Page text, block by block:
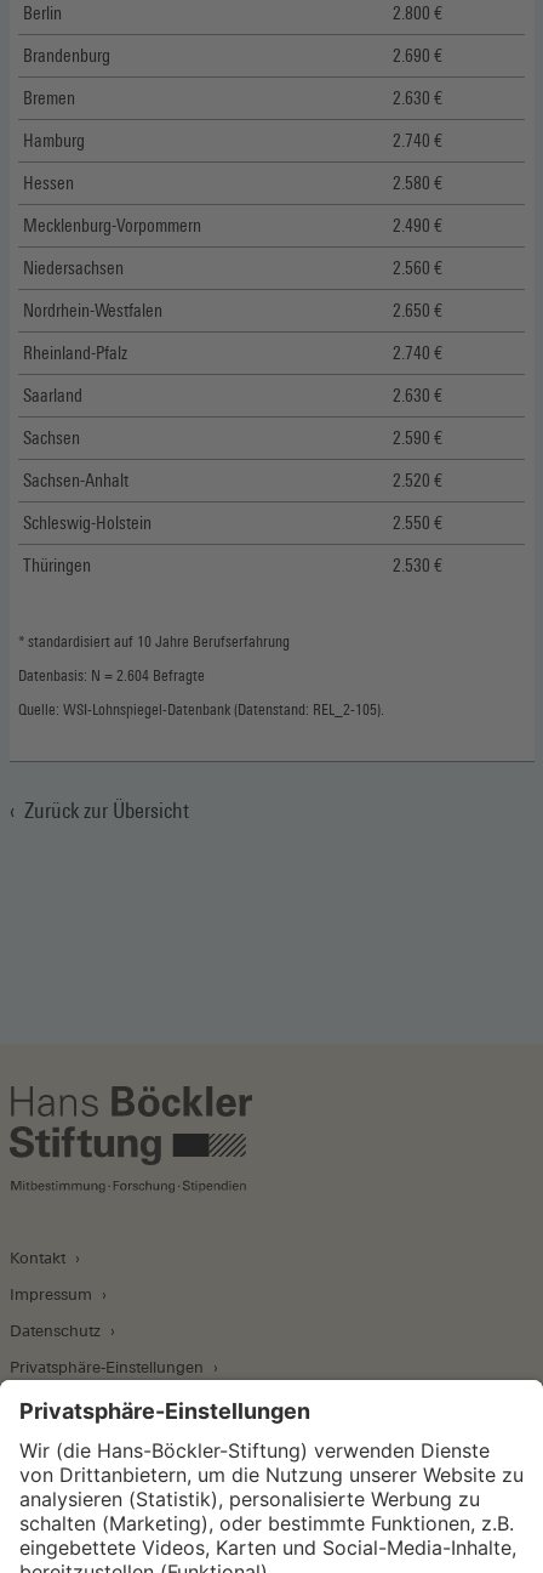
Berlin 2.800 €
Brandenburg 2.690 €
Bremen 2.630 €
Hamburg 2.740 €
Hessen 2.580 €
Mecklenburg-Vorpommern 2.490 €
Niedersachsen 2.560 €
Nordrhein-Westfalen 2.650 €
Rheinland-Pfalz 2.740 €
Saarland 2.630 €
Sachsen 2.590 €
Sachsen-Anhalt 2.520 €
Schleswig-Holstein 2.550 €
Thüringen 2.530 €
* standardisiert auf 10 Jahre Berufserfahrung
Datenbasis: N = 2.604 Befragte
Quelle: WSI-Lohnspiegel-Datenbank (Datenstand: REL_2-105).
Zurück zur Übersicht
Kontakt
Impressum
Datenschutz
Privatsphäre-Einstellungen
Wirtschafts- und Sozialwissenschaftliches Institut
Institut für Makroökonomie und